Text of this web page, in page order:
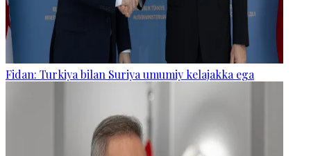
Fidan: Turkiya bilan Suriya umumiy kelajakka ega